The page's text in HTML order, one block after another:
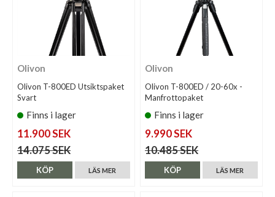
Olivon
Olivon T-800ED Utsiktspaket
Svart
Finns i lager
11.900 SEK
14.075 SEK
LÄS MER
KÖP
Olivon
Olivon T-800ED / 20-60x -
Manfrottopaket
Finns i lager
9.990 SEK
10.485 SEK
LÄS MER
KÖP